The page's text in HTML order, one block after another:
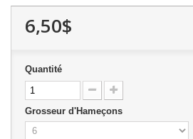
6,50$
Quantité
Grosseur d'Hameçons